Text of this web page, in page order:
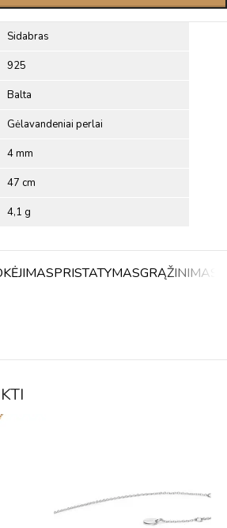
Sidabras
925
Balta
Gėlavandeniai perlai
4 mm
47 cm
4,1 g
PRISTATYMASGRĄŽINIMAS